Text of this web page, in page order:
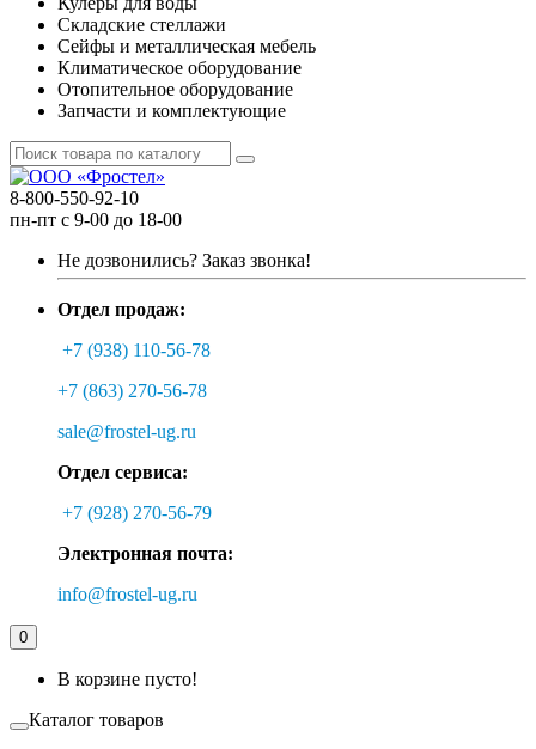
Складские стеллажи
Сейфы и металлическая мебель
Климатическое оборудование
Отопительное оборудование
Запчасти и комплектующие
8-800-550-92-10
пн-пт с 9-00 до 18-00
Не дозвонились? Заказ звонка!
Отдел продаж:
+7 (938) 110-56-78
+7 (863) 270-56-78
sale@frostel-ug.ru
Отдел сервиса:
+7 (928) 270-56-79
Электронная почта:
info@frostel-ug.ru
0
В корзине пусто!
Каталог товаров